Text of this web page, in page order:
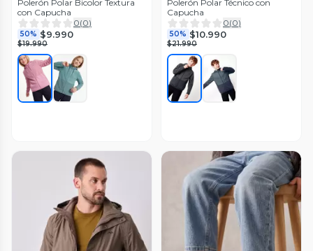
Polerón Polar Bicolor Textura
con Capucha
0(0)
50% $9.990
$19.990
Polerón Polar Técnico con
Capucha
0(0)
50% $10.990
$21.990